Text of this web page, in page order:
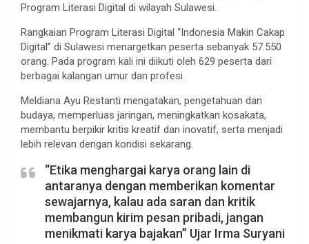
Program Literasi Digital di wilayah Sulawesi.
Rangkaian Program Literasi Digital “Indonesia Makin Cakap
Digital” di Sulawesi menargetkan peserta sebanyak 57.550
orang. Pada program kali ini diikuti oleh 629 peserta dari
berbagai kalangan umur dan profesi.
Meldiana Ayu Restanti mengatakan, pengetahuan dan
budaya, memperluas jaringan, meningkatkan kosakata,
membantu berpikir kritis kreatif dan inovatif, serta menjadi
lebih relevan dengan kondisi sekarang.
“Etika menghargai karya orang lain di
antaranya dengan memberikan komentar
sewajarnya, kalau ada saran dan kritik
membangun kirim pesan pribadi, jangan
menikmati karya bajakan” Ujar Irma Suryani